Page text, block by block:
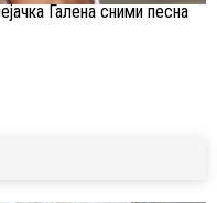
Галена сними песна